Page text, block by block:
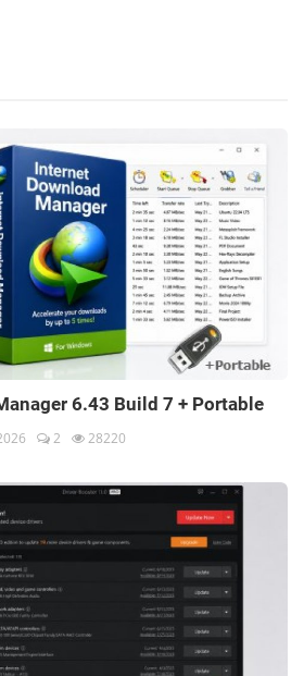
6.43 Build 7 + Portable
2 28220